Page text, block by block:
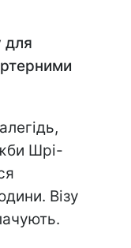
для
Шрі-
Візу